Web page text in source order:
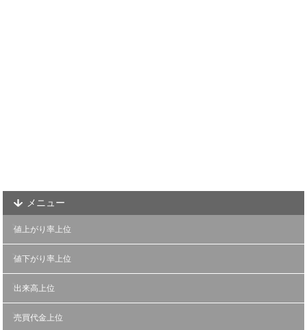
メニュー
値上がり率上位
値下がり率上位
出来高上位
売買代金上位